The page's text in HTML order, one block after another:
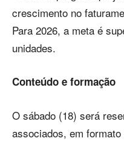
crescimento no
Para 2026, a meta é
unidades.
Conteúdo e formação
O sábado (18) será
associados, em